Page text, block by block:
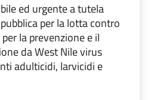
ed urgente a tutela
per la lotta contro
la prevenzione e il
da West Nile virus
adulticidi, larvicidi e